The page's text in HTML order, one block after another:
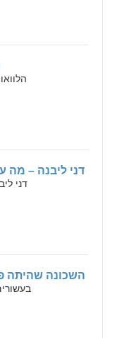
דני ליבנה – מה
דני
השכונה שהיתה